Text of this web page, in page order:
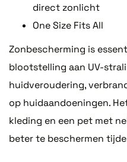
direct zonlicht
One Size Fits All
Zonbescherming is
blootstelling aan UV-
huidveroudering,
op huidaandoeningen.
kleding en een pet met
beter te beschermen